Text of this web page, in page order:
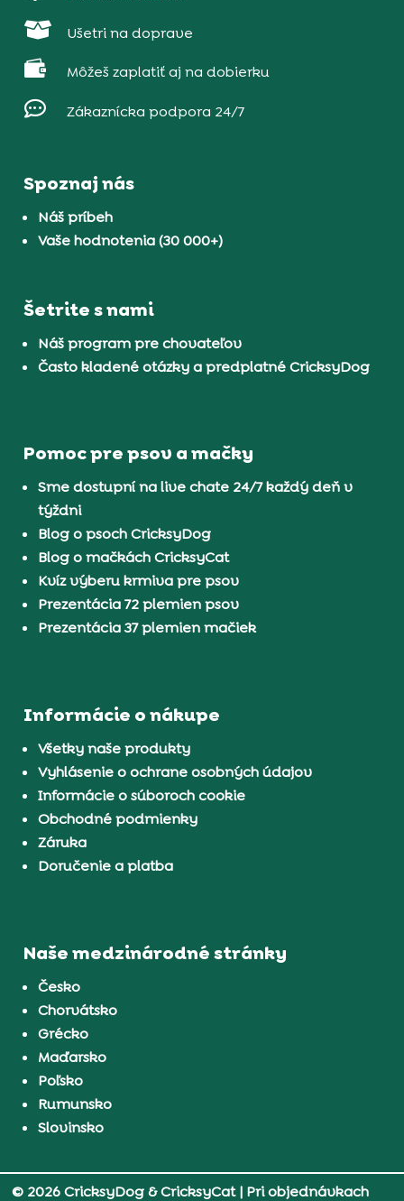
 Ušetri na doprave
 Môžeš zaplatiť aj na dobierku
 Zákaznícka podpora 24/7
Spoznaj nás
Náš príbeh
Vaše hodnotenia (30 000+)
Šetrite s nami
Náš program pre chovateľov
Často kladené otázky a predplatné CricksyDog
Pomoc pre psov a mačky
Sme dostupní na live chate 24/7 každý deň v
týždni
Blog o psoch CricksyDog
Blog o mačkách CricksyCat
Kvíz výberu krmiva pre psov
Prezentácia 72 plemien psov
Prezentácia 37 plemien mačiek
Informácie o nákupe
Všetky naše produkty
Vyhlásenie o ochrane osobných údajov
Informácie o súboroch cookie
Obchodné podmienky
Záruka
Doručenie a platba
Naše medzinárodné stránky
Česko
Chorvátsko
Grécko
Maďarsko
Poľsko
Rumunsko
Slovinsko
© 2026 CricksyDog & CricksyCat| Pri objednávkach